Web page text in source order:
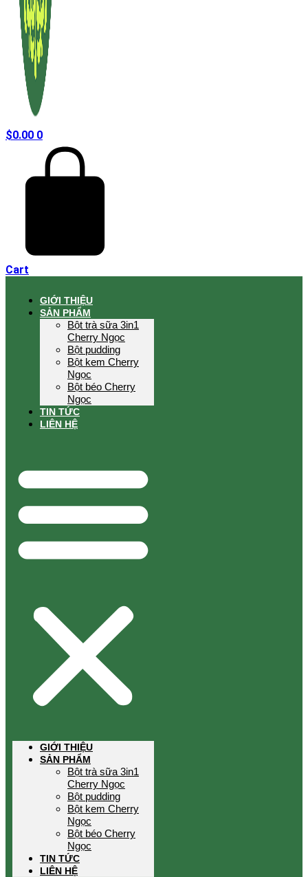
$0.00 0
Cart
GIỚI THIỆU
SẢN PHẨM
Bột trà sữa 3in1
Cherry Ngọc
Bột pudding
Bột kem Cherry
Ngọc
Bột béo Cherry
Ngọc
TIN TỨC
LIÊN HỆ
GIỚI THIỆU
SẢN PHẨM
Bột trà sữa 3in1
Cherry Ngọc
Bột pudding
Bột kem Cherry
Ngọc
Bột béo Cherry
Ngọc
TIN TỨC
LIÊN HỆ